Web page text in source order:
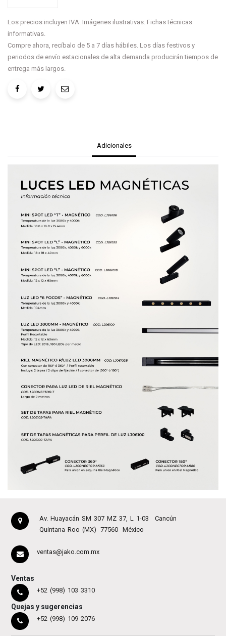
Los precios incluyen IVA. Imágenes ilustrativas. Fichas técnicas
informativas.
Compre ahora, recíbalo de 5 a 7 días hábiles. Los días festivos y
periodos de envío estacionales de alta demanda producirán tiempos de
entrega más largos.
Adicionales
Av. Huayacán SM 307 MZ 37, L 1-03
Cancún
Quintana Roo (MX)
77560 México
ventas@jako.com.mx
Ventas
+52 (998) 103 3310
Quejas y sugerencias
+52 (998) 109 2076